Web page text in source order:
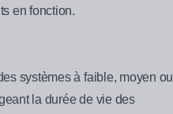
en fonction.
systèmes à faible, moyen ou
la durée de vie des